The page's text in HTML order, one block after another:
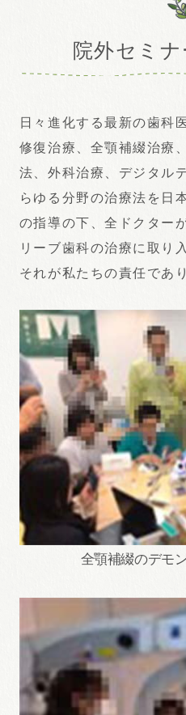
院外セミ
日々進化する最新の歯科
修復治療、全顎補綴治療
法、外科治療、デジタル
らゆる分野の治療法を日
の指導の下、全ドクター
リーブ歯科の治療に取り
それが私たちの責任であ
全顎補綴のデモ